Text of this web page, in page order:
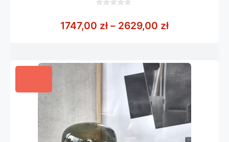
5
1747,00 zł – 2629,00 złZakres cen: